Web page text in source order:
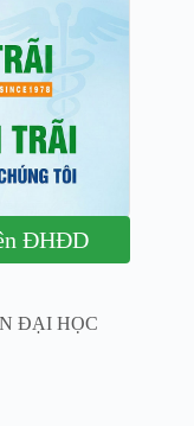
ĐHĐD
ĐẠI HỌC